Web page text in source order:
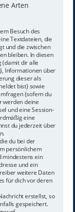
Arten
Besuch des
Textdateien, die
und die zwischen
bleiben. In diesen
(damit dir alle
Informationen über
dieser als
bist) sowie
(sofern du
werden deine
und eine Session-
eine
du jederzeit über
du bei der
persönlichem
mindestens ein
und ein
weitere Daten
für dich vor deren
erstellst, so
gespeichert.